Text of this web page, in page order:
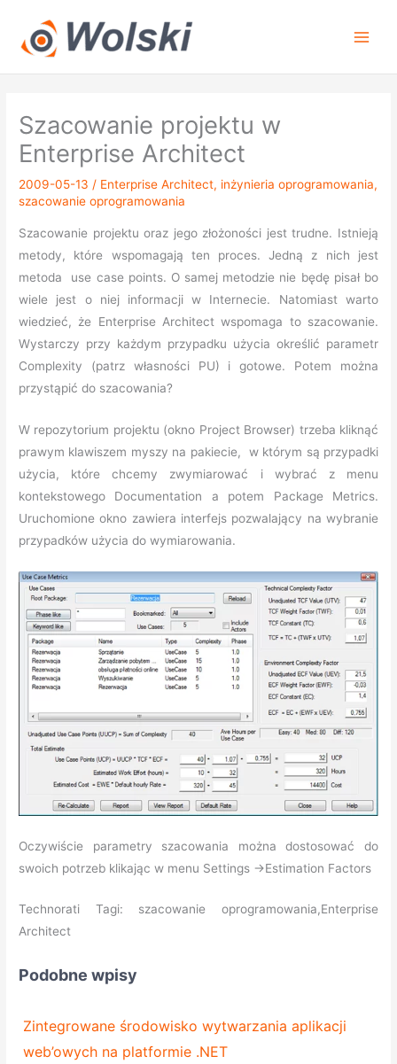
treści
Szacowanie projektu w
Enterprise Architect
2009-05-13/ Enterprise Architect, inżynieria oprogramowania,
szacowanie oprogramowania
Szacowanie projektu oraz jego złożoności jest trudne. Istnieją
metody, które wspomagają ten proces. Jedną z nich jest
metoda use case points. O samej metodzie nie będę pisał bo
wiele jest o niej informacji w Internecie. Natomiast warto
wiedzieć, że Enterprise Architect wspomaga to szacowanie.
Wystarczy przy każdym przypadku użycia określić parametr
Complexity (patrz własności PU) i gotowe. Potem można
przystąpić do szacowania?
W repozytorium projektu (okno Project Browser) trzeba kliknąć
prawym klawiszem myszy na pakiecie, w którym są przypadki
użycia, które chcemy zwymiarować i wybrać z menu
kontekstowego Documentation a potem Package Metrics.
Uruchomione okno zawiera interfejs pozwalający na wybranie
przypadków użycia do wymiarowania.
Oczywiście parametry szacowania można dostosować do
swoich potrzeb klikając w menu Settings ->Estimation Factors
Technorati Tagi: szacowanie oprogramowania,Enterprise
Architect
Podobne wpisy
Zintegrowane środowisko wytwarzania aplikacji
web’owych na platformie .NET